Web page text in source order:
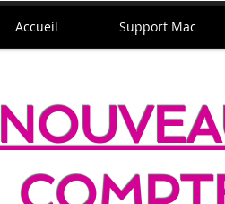
Accueil Support Mac